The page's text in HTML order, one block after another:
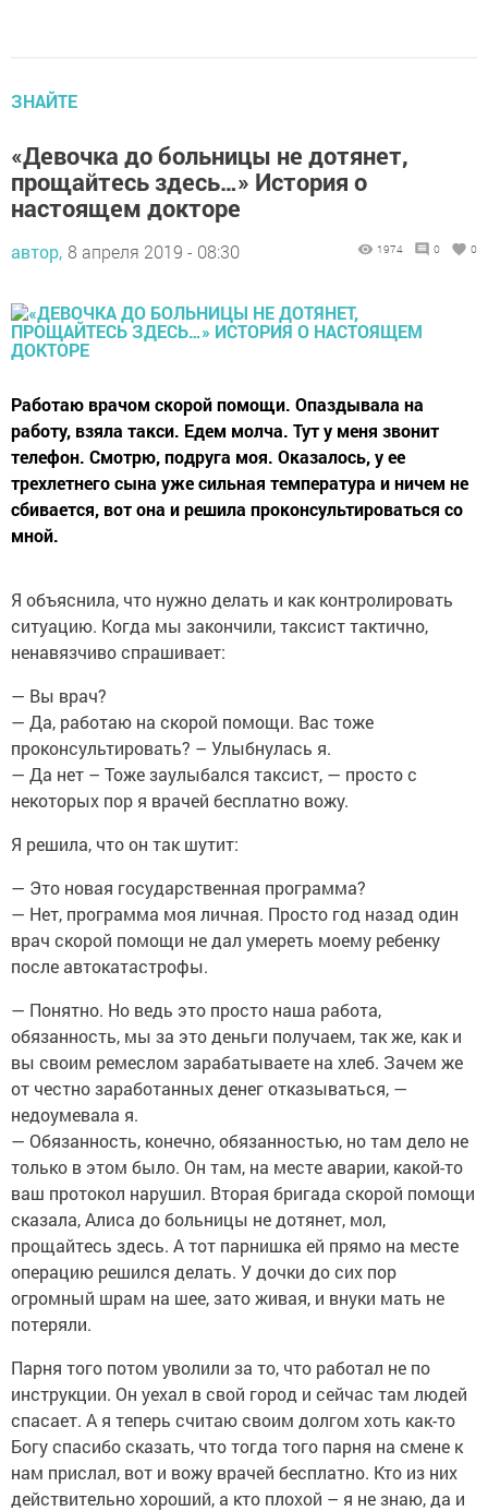
ЗНАЙТЕ
«Девочка до больницы не дотянет,
прощайтесь здесь…» История о
настоящем докторе
автор, 8 апреля 2019 - 08:30 1974 0 0
Работаю врачом скорой помощи. Опаздывала на
работу, взяла такси. Едем молча. Тут у меня звонит
телефон. Смотрю, подруга моя. Оказалось, у ее
трехлетнего сына уже сильная температура и ничем не
сбивается, вот она и решила проконсультироваться со
мной.
Я объяснила, что нужно делать и как контролировать
ситуацию. Когда мы закончили, таксист тактично,
ненавязчиво спрашивает:
— Вы врач?
— Да, работаю на скорой помощи. Вас тоже
проконсультировать? – Улыбнулась я.
— Да нет – Тоже заулыбался таксист, — просто с
некоторых пор я врачей бесплатно вожу.
Я решила, что он так шутит:
— Это новая государственная программа?
— Нет, программа моя личная. Просто год назад один
врач скорой помощи не дал умереть моему ребенку
после автокатастрофы.
— Понятно. Но ведь это просто наша работа,
обязанность, мы за это деньги получаем, так же, как и
вы своим ремеслом зарабатываете на хлеб. Зачем же
от честно заработанных денег отказываться, —
недоумевала я.
— Обязанность, конечно, обязанностью, но там дело не
только в этом было. Он там, на месте аварии, какой-то
ваш протокол нарушил. Вторая бригада скорой помощи
сказала, Алиса до больницы не дотянет, мол,
прощайтесь здесь. А тот парнишка ей прямо на месте
операцию решился делать. У дочки до сих пор
огромный шрам на шее, зато живая, и внуки мать не
потеряли.
Парня того потом уволили за то, что работал не по
инструкции. Он уехал в свой город и сейчас там людей
спасает. А я теперь считаю своим долгом хоть как-то
Богу спасибо сказать, что тогда того парня на смене к
нам прислал, вот и вожу врачей бесплатно. Кто из них
действительно хороший, а кто плохой – я не знаю, да и